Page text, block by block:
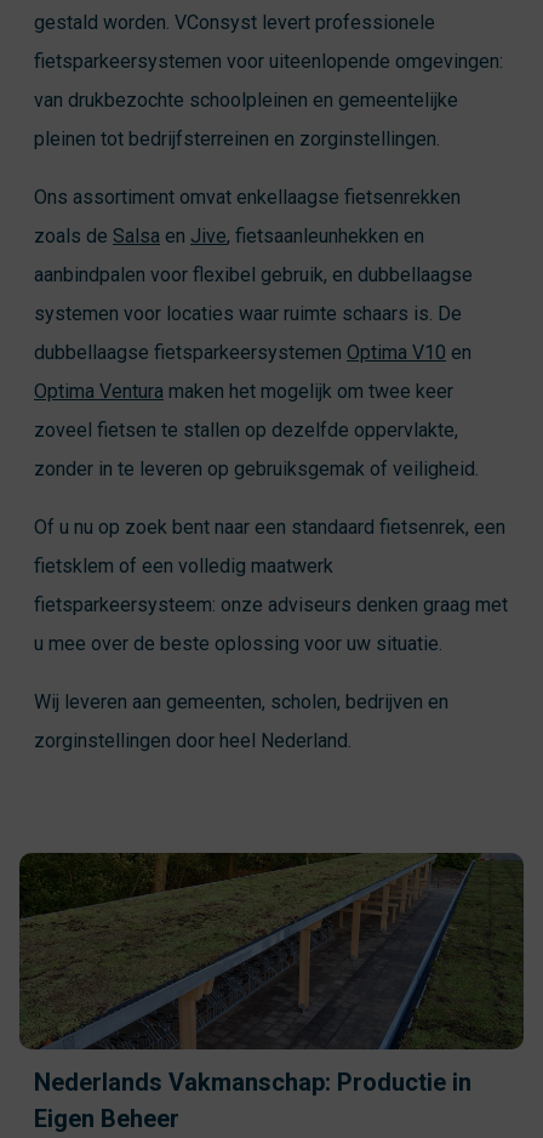
gestald worden. VConsyst levert professionele
fietsparkeersystemen voor uiteenlopende omgevingen:
van drukbezochte schoolpleinen en gemeentelijke
pleinen tot bedrijfsterreinen en zorginstellingen.
Ons assortiment omvat enkellaagse fietsenrekken
zoals de Salsa en Jive, fietsaanleunhekken en
aanbindpalen voor flexibel gebruik, en dubbellaagse
systemen voor locaties waar ruimte schaars is. De
dubbellaagse fietsparkeersystemen Optima V10 en
Optima Ventura maken het mogelijk om twee keer
zoveel fietsen te stallen op dezelfde oppervlakte,
zonder in te leveren op gebruiksgemak of veiligheid.
Of u nu op zoek bent naar een standaard fietsenrek, een
fietsklem of een volledig maatwerk
fietsparkeersysteem: onze adviseurs denken graag met
u mee over de beste oplossing voor uw situatie.
Wij leveren aan gemeenten, scholen, bedrijven en
zorginstellingen door heel Nederland.
Nederlands Vakmanschap: Productie in
Eigen Beheer